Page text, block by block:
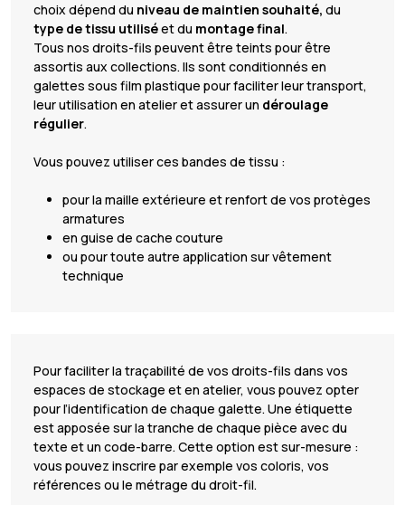
choix dépend du niveau de maintien souhaité, du
type de tissu utiliséet du montage final.
Tous nos droits-fils peuvent être teints pour être
assortis aux collections. Ils sont conditionnés en
galettes sous film plastique pour faciliter leur transport,
leur utilisation en atelier et assurer un déroulage
régulier.
Vous pouvez utiliser ces bandes de tissu :
pour la maille extérieure et renfort de vos protèges
armatures
en guise de cache couture
ou pour toute autre application sur vêtement
technique
Pour faciliter la traçabilité de vos droits-fils dans vos
espaces de stockage et en atelier, vous pouvez opter
pour l’identification de chaque galette. Une étiquette
est apposée sur la tranche de chaque pièce avec du
texte et un code-barre. Cette option est sur-mesure :
vous pouvez inscrire par exemple vos coloris, vos
références ou le métrage du droit-fil.